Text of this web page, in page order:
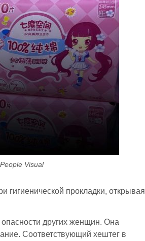
Visual
гигиенической прокладки, открывая
других женщин. Она
Соответствующий хештег в